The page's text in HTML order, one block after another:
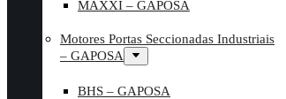
MAXXI – GAPOSA
Motores Portas Seccionadas Industriais
– GAPOSA
BHS – GAPOSA